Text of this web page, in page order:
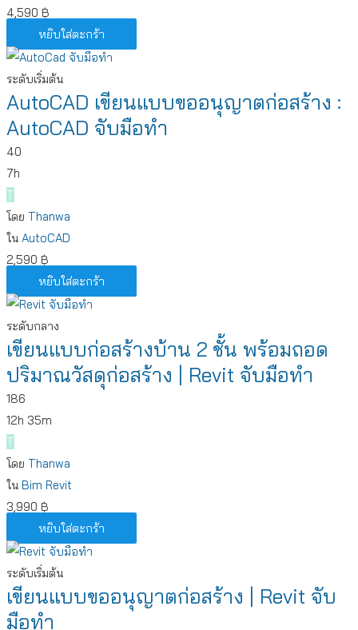
4,590 ฿
หยิบใส่ตะกร้า
ระดับเริ่มต้น
AutoCAD เขียนแบบขออนุญาตก่อสร้าง :
AutoCAD จับมือทำ
40
7h
T
โดย Thanwa
ใน AutoCAD
2,590 ฿
หยิบใส่ตะกร้า
ระดับกลาง
เขียนแบบก่อสร้างบ้าน 2 ชั้น พร้อมถอด
ปริมาณวัสดุก่อสร้าง | Revit จับมือทำ
186
12h 35m
T
โดย Thanwa
ใน Bim Revit
3,990 ฿
หยิบใส่ตะกร้า
ระดับเริ่มต้น
เขียนแบบขออนุญาตก่อสร้าง | Revit จับ
มือทำ